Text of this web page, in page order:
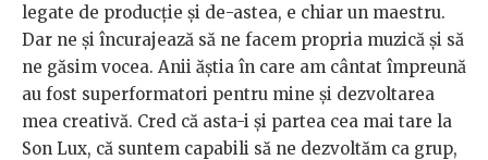
legate de producție și de-astea, e chiar un maestru.
Dar ne și încurajează să ne facem propria muzică și să
ne găsim vocea. Anii ăștia în care am cântat împreună
au fost superformatori pentru mine și dezvoltarea
mea creativă. Cred că asta-i și partea cea mai tare la
Son Lux, că suntem capabili să ne dezvoltăm ca grup,